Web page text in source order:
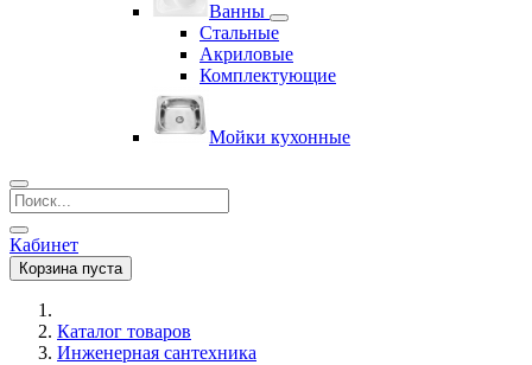
Ванны
Стальные
Акриловые
Комплектующие
Мойки кухонные
Кабинет
Корзина пуста
Каталог товаров
Инженерная сантехника